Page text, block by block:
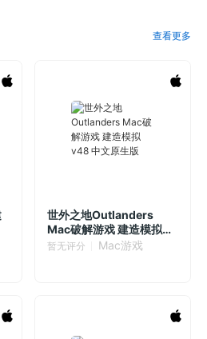
查看更多
世外之地Outlanders
Mac破解游戏 建造模拟
v48 中文原生版
暂无评分 Mac游戏